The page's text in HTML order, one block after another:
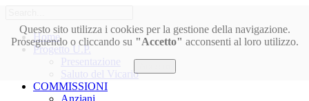
Questo sito utilizza i cookies per la gestione della navigazione.
Proseguendo o cliccando su "Accetto" acconsenti al loro utilizzo.
Home
Progetto U.P.
Presentazione
Saluto del Vicario
COMMISSIONI
Anziani